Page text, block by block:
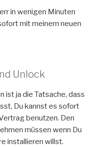
in wenigen Minuten
mit meinem neuen
Unlock
ist ja die Tatsache, dass
Du kannst es sofort
benutzen. Den
müssen wenn Du
installieren willst.